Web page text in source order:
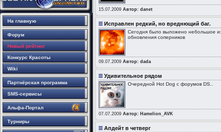
На главную
Форум
Новый рейтинг
Конкурс Красоты
Wiki
Партнёрская программа
SMS-сервисы
Альфа-Портал
Турниры
15.07.2009 Автор: danet
Исправлен редкий, но вреднющий баг.
Cегодня было выложено небольшое
обновления соперников
09.07.2009 Автор: dada
Удивительное рядом
Очередной Hot Dog с форумов DS..
07.07.2009 Автор: Hamelion_AVK
Апдейт в четверг